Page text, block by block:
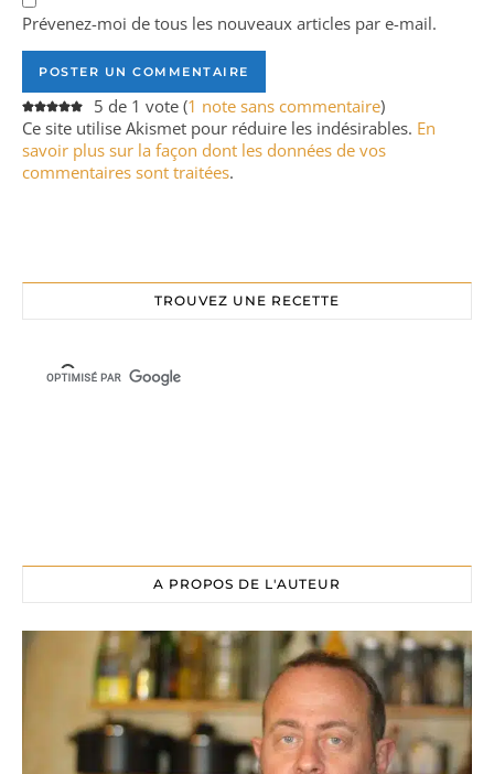
Prévenez-moi de tous les nouveaux articles par e-mail.
5 de 1 vote (1 note sans commentaire)
Ce site utilise Akismet pour réduire les indésirables. En
savoir plus sur la façon dont les données de vos
commentaires sont traitées.
TROUVEZ UNE RECETTE
A PROPOS DE L'AUTEUR